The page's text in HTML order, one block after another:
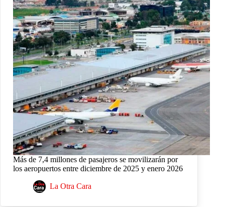
Más de 7,4 millones de pasajeros se movilizarán por
los aeropuertos entre diciembre de 2025 y enero 2026
La Otra Cara